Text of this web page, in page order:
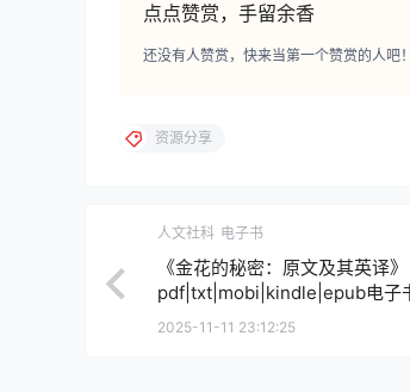
点点赞赏，手留余香
还没有人赞赏，快来当第一个赞赏的人吧！
资源分享
人文社科 电子书
《金花的秘密：原文及其英译》
pdf|txt|mobi|kindle|epub电子
2025-11-11 23:12:25